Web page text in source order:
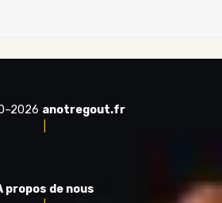
anotregout.fr
propos de nous